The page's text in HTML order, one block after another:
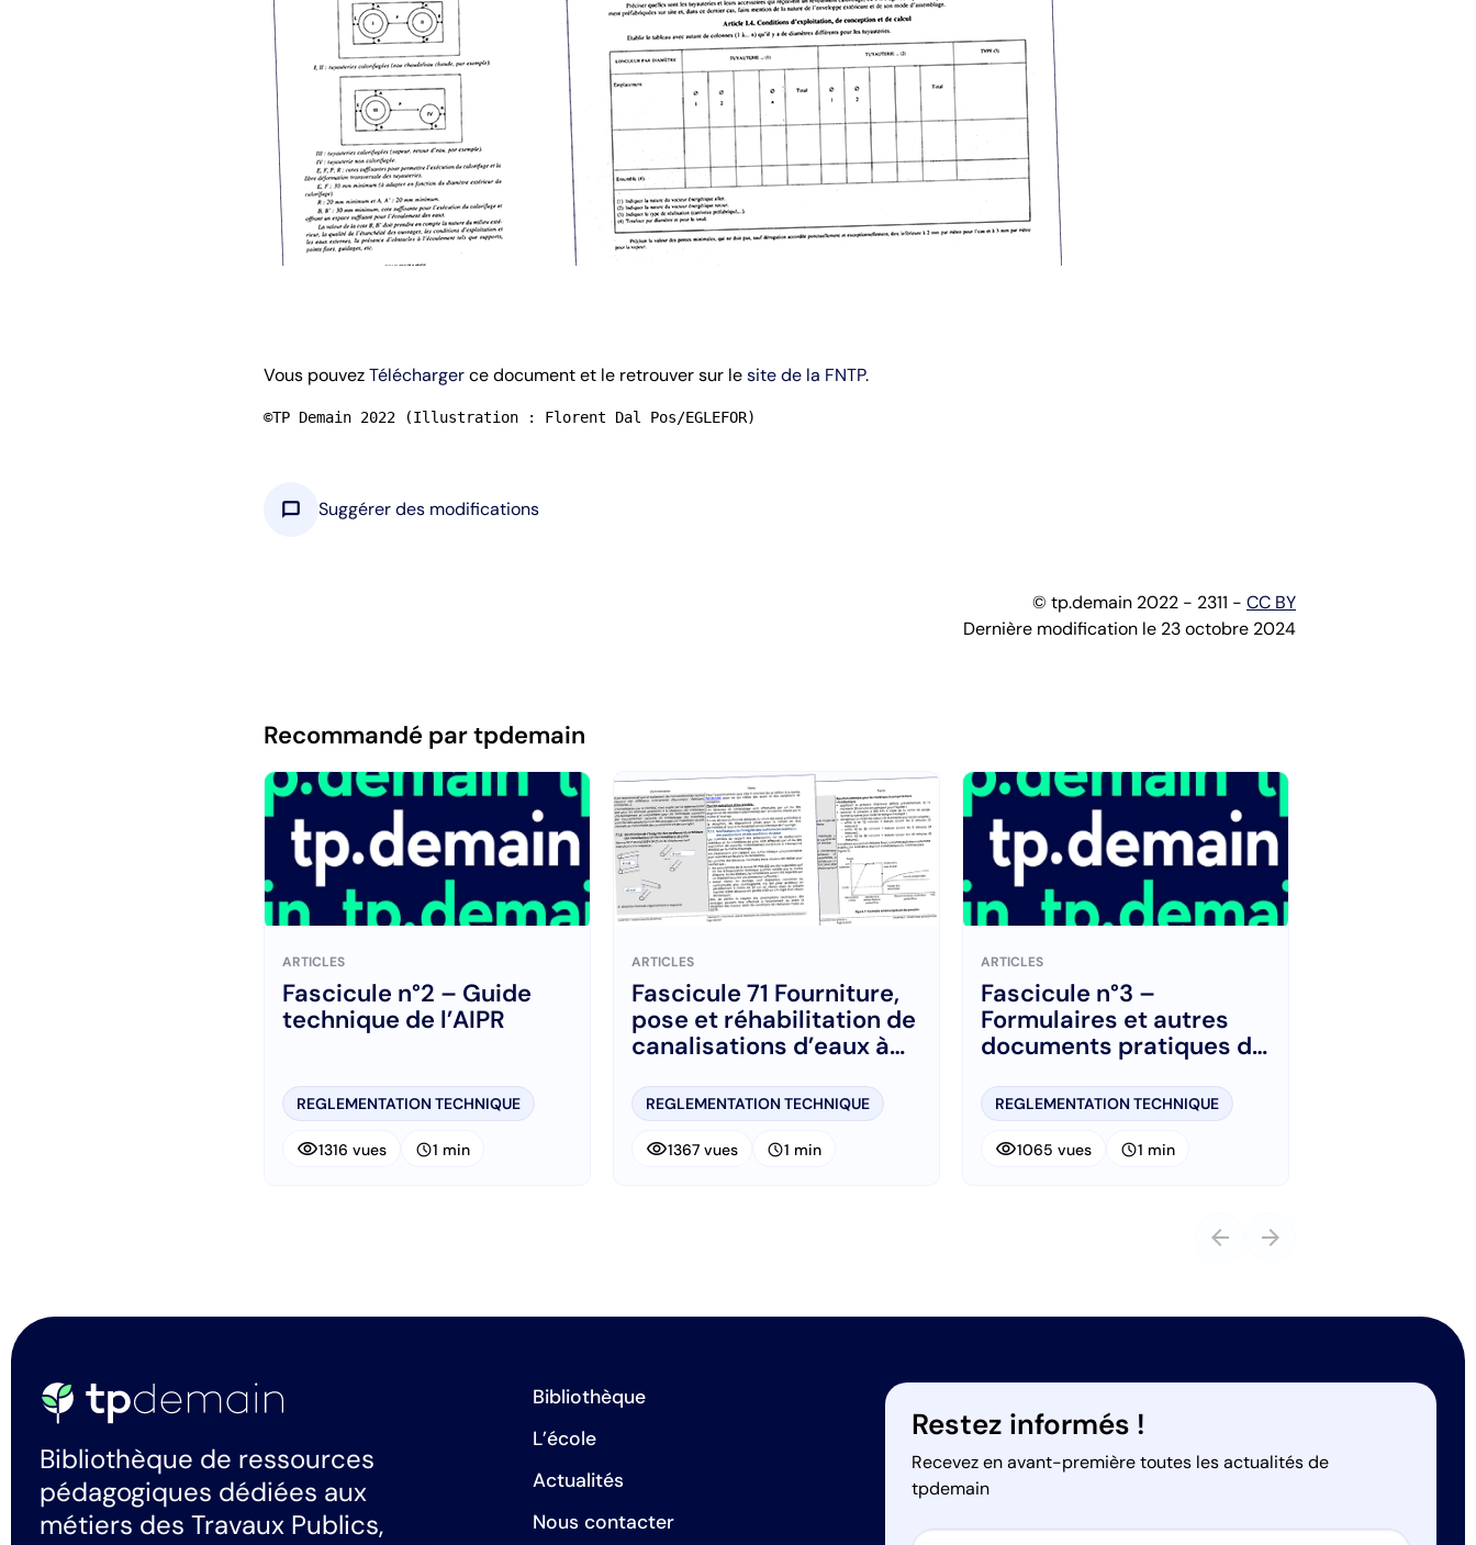
Vous pouvezTéléchargerce document et le retrouver sur lesite de la FNTP.
©TP Demain 2022 (Illustration : Florent Dal Pos/EGLEFOR)
chat_bubble Suggérer des modifications
© tp.demain 2022 - 2311 - CC BY
Dernière modification le 23 octobre 2024
Recommandé par tpdemain
ARTICLES
Fascicule n°2 – Guide
technique de l’AIPR
REGLEMENTATION TECHNIQUE
visibility1316 vues schedule1 min
ARTICLES
Fascicule 71 Fourniture,
pose et réhabilitation de
canalisations d’eaux à
pression
REGLEMENTATION TECHNIQUE
visibility1367 vues schedule1 min
ARTICLES
Fascicule n°3 –
Formulaires et autres
documents pratiques de
REGLEMENTATION TECHNIQUE
visibility1065 vues schedule1 min
arrow_back arrow_forward
Bibliothèque de ressources
pédagogiques dédiées aux
métiers des Travaux Publics,
Bibliothèque
L’école
Actualités
Nous contacter
Restez informés !
Recevez en avant-première toutes les actualités de
tpdemain